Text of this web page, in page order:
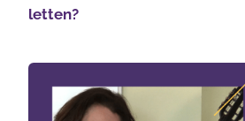
letten?